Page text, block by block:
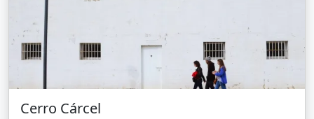
Cerro Cárcel